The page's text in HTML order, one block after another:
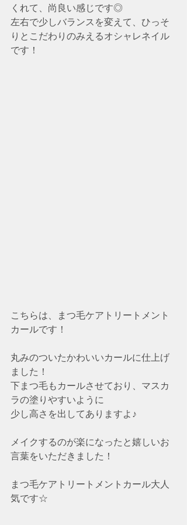
くれて、尚良い感じです◎
左右で少しバランスを変えて、ひっそ
りとこだわりのみえるオシャレネイル
です！
こちらは、まつ毛ケアトリートメント
カールです！
丸みのついたかわいいカールに仕上げ
ました！
下まつ毛もカールさせており、マスカ
ラの塗りやすいように
少し高さを出してありますよ♪
メイクするのが楽になったと嬉しいお
言葉をいただきました！
まつ毛ケアトリートメントカール大人
気です☆